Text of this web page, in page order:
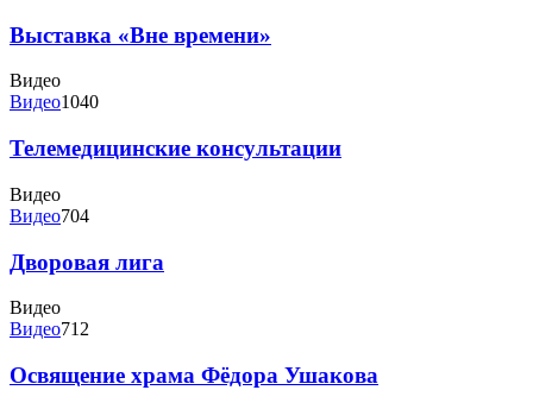
Выставка «Вне времени»
Видео
Видео1040
Телемедицинские консультации
Видео
Видео704
Дворовая лига
Видео
Видео712
Освящение храма Фёдора Ушакова